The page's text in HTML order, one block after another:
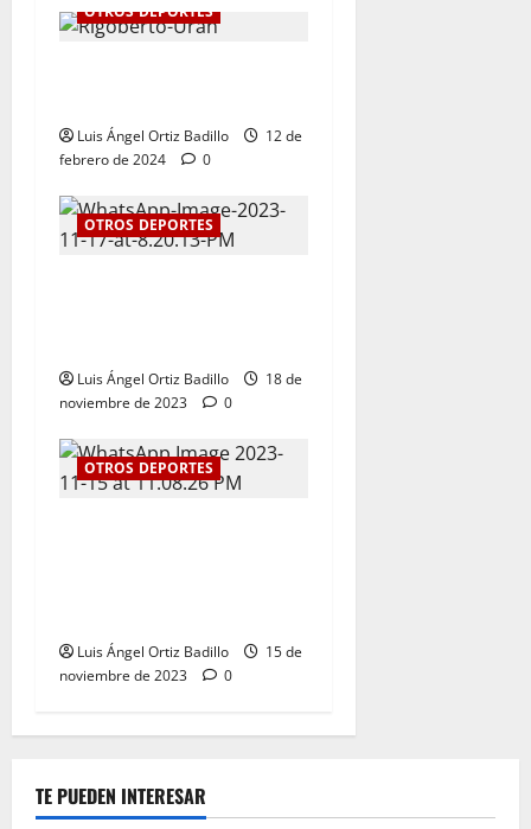
OTROS DEPORTES
Luis Ángel Ortiz Badillo
12 de
febrero de 2024
0
OTROS DEPORTES
Luis Ángel Ortiz Badillo
18 de
noviembre de 2023
0
OTROS DEPORTES
Luis Ángel Ortiz Badillo
15 de
noviembre de 2023
0
TE PUEDEN INTERESAR